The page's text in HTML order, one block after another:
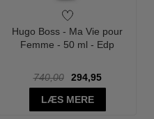
Hugo Boss - Ma Vie pour
Femme - 50 ml - Edp
740,00
294,95
LÆS MERE